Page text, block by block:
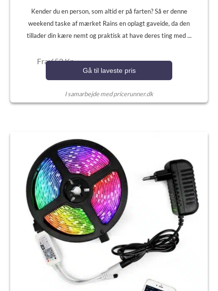
Kender du en person, som altid er på farten? Så er denne
weekend taske af mærket Rains en oplagt gaveide, da den
tillader din kære nemt og praktisk at have deres ting med ...
Fra:652 Kr.
Gå til laveste pris
I samarbejde med pricerunner.dk